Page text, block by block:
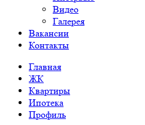
Видео
Галерея
Вакансии
Контакты
Главная
ЖК
Квартиры
Ипотека
Профиль